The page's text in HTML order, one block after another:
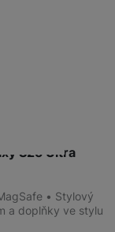
S25 Ultra
• Stylový
a doplňky ve stylu